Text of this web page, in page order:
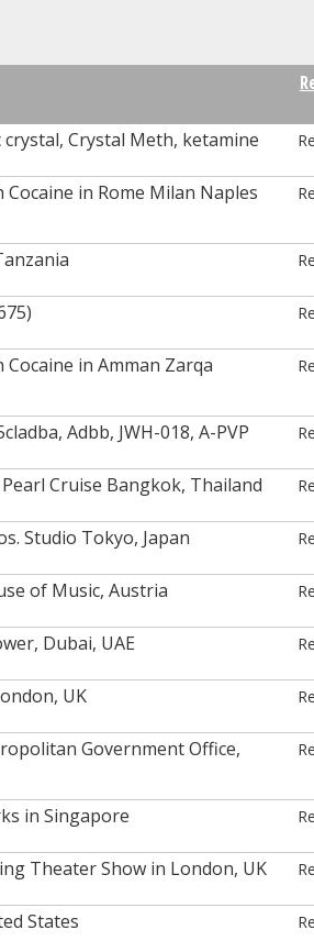
crystal, Crystal Meth, ketamine
in Rome Milan Naples
in Amman Zarqa
Adbb, JWH-018, A-PVP
Cruise Bangkok, Thailand
Studio Tokyo, Japan
of Music, Austria
Dubai, UAE
UK
Government Office,
in Singapore
Theater Show in London, UK
States